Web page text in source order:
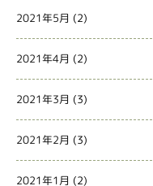
2021年5月 (2)
2021年4月 (2)
2021年3月 (3)
2021年2月 (3)
2021年1月 (2)